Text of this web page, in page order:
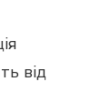
від